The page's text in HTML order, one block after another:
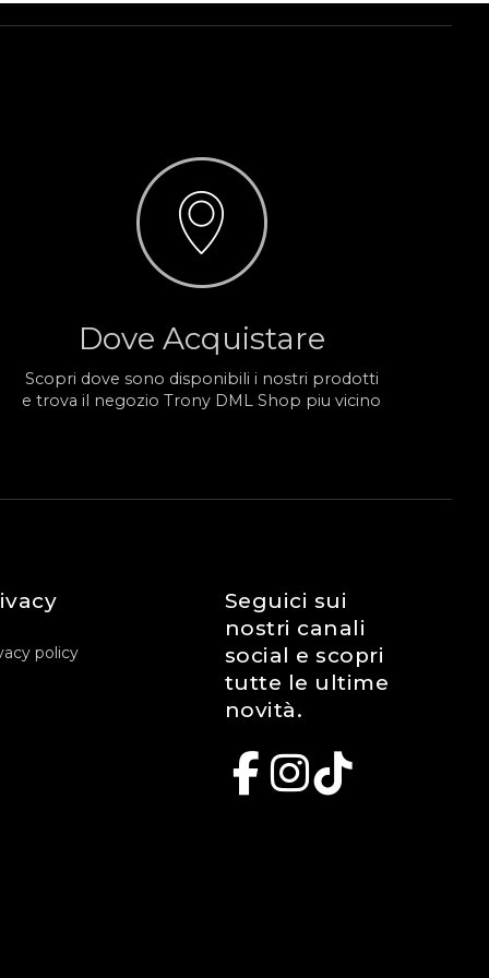
Dove Acquistare
Scopri dove sono disponibili i nostri prodotti
e trova il negozio Trony DML Shop piu vicino
policy
Seguici sui
nostri canali
social e scopri
tutte le ultime
novità.